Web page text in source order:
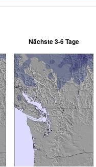
Nächste 3-6 Tage